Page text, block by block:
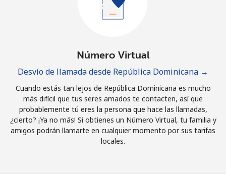
Número Virtual
Desvío de llamada desde República Dominicana →
Cuando estás tan lejos de República Dominicana es mucho
más difícil que tus seres amados te contacten, así que
probablemente tú eres la persona que hace las llamadas,
¿cierto? ¡Ya no más! Si obtienes un Número Virtual, tu familia y
amigos podrán llamarte en cualquier momento por sus tarifas
locales.